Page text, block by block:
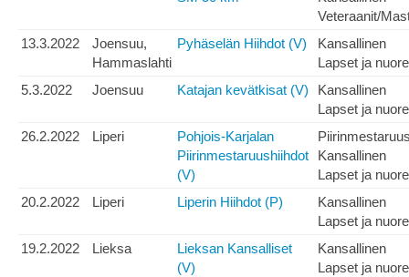
Veteraanit/
13.3.2022
Joensuu,
Hammaslahti
Pyhäselän Hiihdot (V)
Kansallinen
Lapset ja
5.3.2022
Joensuu Katajan kevätkisat (V)
Kansallinen
Lapset ja
26.2.2022
Liperi
Pohjois-Karjalan
Piirinmestaruushiihdot
(V)
Kansallinen
Lapset ja
20.2.2022
Liperi Liperin Hiihdot (P)
Kansallinen
Lapset ja
19.2.2022
Lieksa
Lieksan Kansalliset
(V)
Kansallinen
Lapset ja